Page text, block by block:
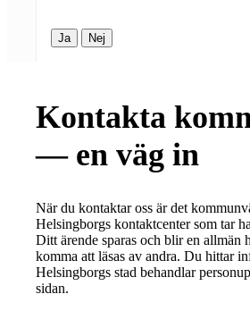
Ja Nej
Kontakta
— en väg in
När du kontaktar oss är det
Helsingborgs kontaktcenter som tar
Ditt ärende sparas och blir en allmän
komma att läsas av andra. Du hittar
Helsingborgs stad behandlar
sidan.